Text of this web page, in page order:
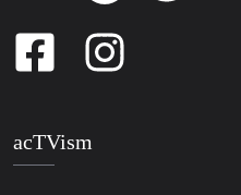
acTVism